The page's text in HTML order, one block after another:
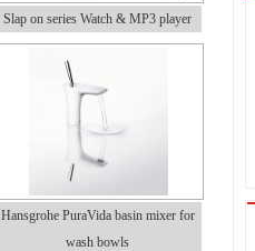
Slap on series Watch & MP3 player
Hansgrohe PuraVida basin mixer for
wash bowls